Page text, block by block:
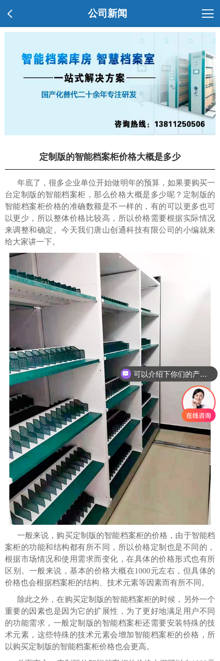
公司新闻
定制版的智能档案柜价格大概是多少
年底了，很多企业单位开始做明年的预算，如果要购买一
台定制版的智能档案柜，那么价格大概是多少呢？定制版的
智能档案柜价格的准确数额是不一样的，有的可以更多也可
以更少，所以整体价格比较高，所以价格需要根据实际情况
来调整和确定。今天我们唐山创通科技有限公司的小编就来
给大家讲一下。
一般来说，购买定制版的智能档案柜的价格，由于智能档
案柜的功能和结构都有所不同，所以价格定制也是不同的，
根据市场情况和使用需求而变化，在具体的价格形式也有所
区别。一般来说，基本的价格大概在1000元左右，但具体的
价格也会根据档案柜的结构、技术元素等因素而有所不同。
除此之外，在购买定制版的智能档案柜的时候，另外一个
重要的因素也是因为它的扩展性，为了更好地满足用户不同
的功能需求，一般定制版的智能档案柜还需要安装特殊的技
术元素，这些特殊的技术元素会增加智能档案柜的价格，所
以购买定制版的智能档案柜价格也会更高。
可以介绍下你们的产品么